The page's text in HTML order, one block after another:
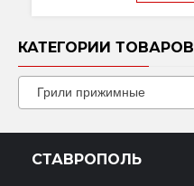
КАТЕГОРИИ ТОВАРОВ
Грили прижимные
СТАВРОПОЛЬ